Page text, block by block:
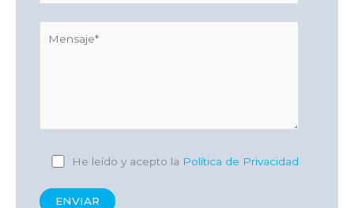
He leído y acepto la Política de Privacidad